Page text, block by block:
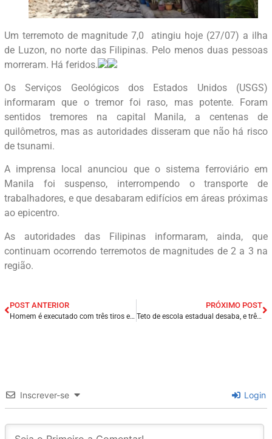
Um terremoto de magnitude 7,0 atingiu hoje (27/07) a ilha
de Luzon, no norte das Filipinas. Pelo menos duas pessoas
morreram. Há feridos.
Os Serviços Geológicos dos Estados Unidos (USGS)
informaram que o tremor foi raso, mas potente. Foram
sentidos tremores na capital Manila, a centenas de
quilômetros, mas as autoridades disseram que não há risco
de tsunami.
A imprensa local anunciou que o sistema ferroviário em
Manila foi suspenso, interrompendo o transporte de
trabalhadores, e que desabaram edifícios em áreas próximas
ao epicentro.
As autoridades das Filipinas informaram, ainda, que
continuam ocorrendo terremotos de magnitudes de 2 a 3 na
região.
POST ANTERIOR
Homem é executado com três tiros em São Luís/MA.
PRÓXIMO POST
Teto de escola estadual desaba, e três estudantes ficam feridos, em João Pessoa/PB.
Inscrever-se Login